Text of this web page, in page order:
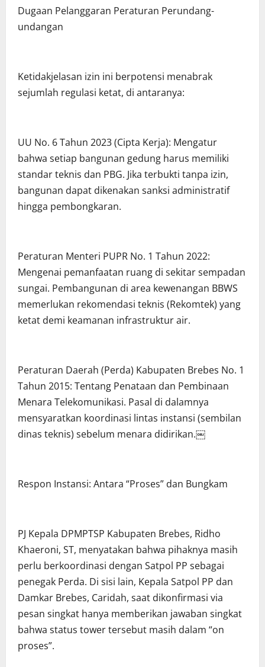
Dugaan Pelanggaran Peraturan Perundang-
undangan
Ketidakjelasan izin ini berpotensi menabrak
sejumlah regulasi ketat, di antaranya:
UU No. 6 Tahun 2023 (Cipta Kerja): Mengatur
bahwa setiap bangunan gedung harus memiliki
standar teknis dan PBG. Jika terbukti tanpa izin,
bangunan dapat dikenakan sanksi administratif
hingga pembongkaran.
Peraturan Menteri PUPR No. 1 Tahun 2022:
Mengenai pemanfaatan ruang di sekitar sempadan
sungai. Pembangunan di area kewenangan BBWS
memerlukan rekomendasi teknis (Rekomtek) yang
ketat demi keamanan infrastruktur air.
Peraturan Daerah (Perda) Kabupaten Brebes No. 1
Tahun 2015: Tentang Penataan dan Pembinaan
Menara Telekomunikasi. Pasal di dalamnya
mensyaratkan koordinasi lintas instansi (sembilan
dinas teknis) sebelum menara didirikan.￼
Respon Instansi: Antara “Proses” dan Bungkam
PJ Kepala DPMPTSP Kabupaten Brebes, Ridho
Khaeroni, ST, menyatakan bahwa pihaknya masih
perlu berkoordinasi dengan Satpol PP sebagai
penegak Perda. Di sisi lain, Kepala Satpol PP dan
Damkar Brebes, Caridah, saat dikonfirmasi via
pesan singkat hanya memberikan jawaban singkat
bahwa status tower tersebut masih dalam “on
proses”.